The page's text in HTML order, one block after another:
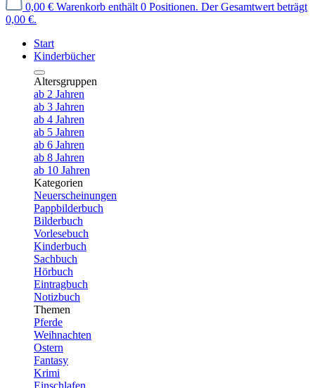
0,00 € Warenkorb enthält 0 Positionen. Der Gesamtwert beträgt
0,00 €.
Start
Kinderbücher
Altersgruppen
ab 2 Jahren
ab 3 Jahren
ab 4 Jahren
ab 5 Jahren
ab 6 Jahren
ab 8 Jahren
ab 10 Jahren
Kategorien
Neuerscheinungen
Pappbilderbuch
Bilderbuch
Vorlesebuch
Kinderbuch
Sachbuch
Hörbuch
Eintragbuch
Notizbuch
Themen
Pferde
Weihnachten
Ostern
Fantasy
Krimi
Einschlafen